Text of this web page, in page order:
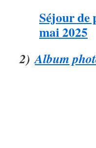
Séjour de
mai 2025
2)Album